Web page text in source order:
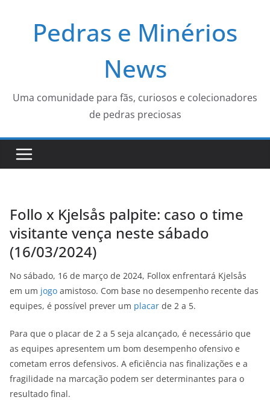
Pedras e Minérios
News
Uma comunidade para fãs, curiosos e colecionadores
de pedras preciosas
Follo x Kjelsås palpite: caso o time
visitante vença neste sábado
(16/03/2024)
No sábado, 16 de março de 2024, Follox enfrentará Kjelsås
em um jogo amistoso. Com base no desempenho recente das
equipes, é possível prever um placar de 2 a 5.
Para que o placar de 2 a 5 seja alcançado, é necessário que
as equipes apresentem um bom desempenho ofensivo e
cometam erros defensivos. A eficiência nas finalizações e a
fragilidade na marcação podem ser determinantes para o
resultado final.